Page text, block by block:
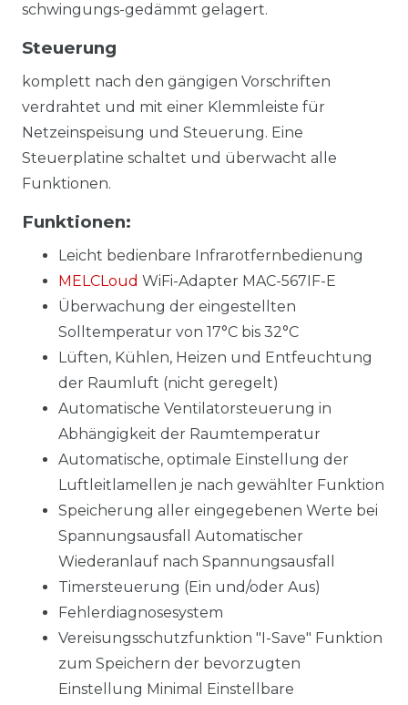
schwingungs-gedämmt gelagert.
Steuerung
komplett nach den gängigen Vorschriften
verdrahtet und mit einer Klemmleiste für
Netzeinspeisung und Steuerung. Eine
Steuerplatine schaltet und überwacht alle
Funktionen.
Funktionen:
Leicht bedienbare Infrarotfernbedienung
MELCLoud WiFi-Adapter MAC-567IF-E
Überwachung der eingestellten
Solltemperatur von 17°C bis 32°C
Lüften, Kühlen, Heizen und Entfeuchtung
der Raumluft (nicht geregelt)
Automatische Ventilatorsteuerung in
Abhängigkeit der Raumtemperatur
Automatische, optimale Einstellung der
Luftleitlamellen je nach gewählter Funktion
Speicherung aller eingegebenen Werte bei
Spannungsausfall Automatischer
Wiederanlauf nach Spannungsausfall
Timersteuerung (Ein und/oder Aus)
Fehlerdiagnosesystem
Vereisungsschutzfunktion "I-Save" Funktion
zum Speichern der bevorzugten
Einstellung Minimal Einstellbare